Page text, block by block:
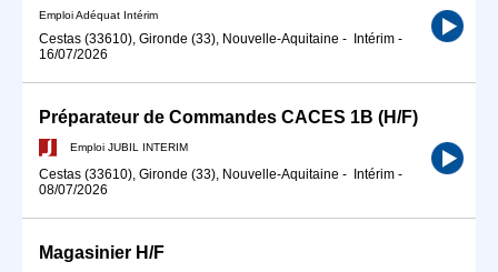
Emploi Adéquat Intérim
Cestas (33610), Gironde (33), Nouvelle-Aquitaine - Intérim -
16/07/2026
Préparateur de Commandes CACES 1B (H/F)
Emploi JUBIL INTERIM
Cestas (33610), Gironde (33), Nouvelle-Aquitaine - Intérim -
08/07/2026
Magasinier H/F